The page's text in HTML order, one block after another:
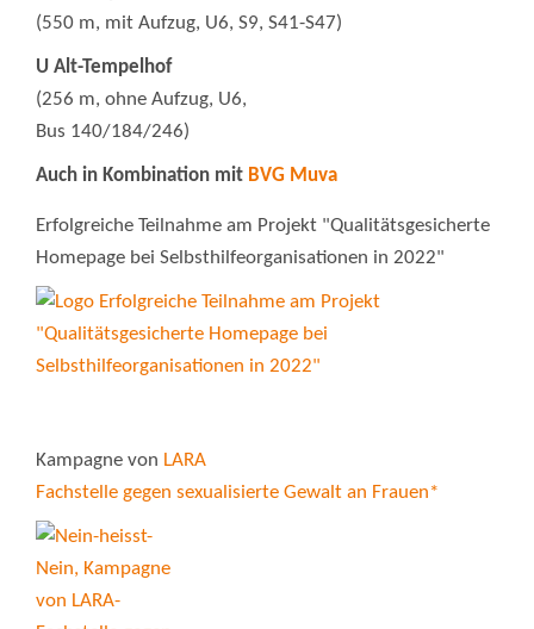
(550 m, mit Aufzug, U6, S9, S41-S47)
U Alt-Tempelhof
(256 m, ohne Aufzug, U6,
Bus 140/184/246)
Auch in Kombination mit BVG Muva
Erfolgreiche Teilnahme am Projekt "Qualitätsgesicherte
Homepage bei Selbsthilfeorganisationen in 2022"
Kampagne von LARA
Fachstelle gegen sexualisierte Gewalt an Frauen*